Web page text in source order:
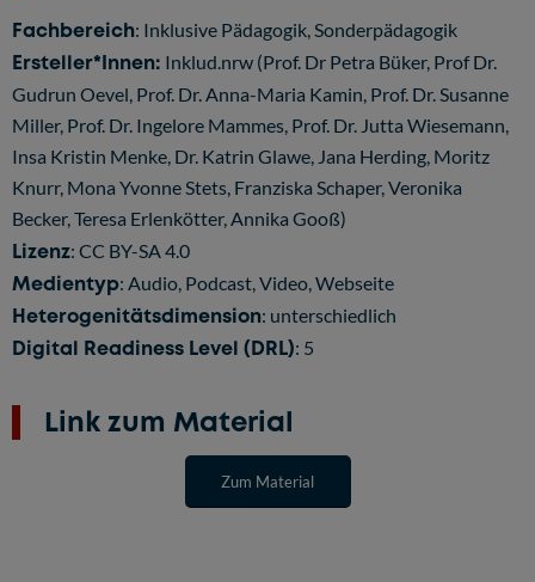
Fachbereich: Inklusive Pädagogik, Sonderpädagogik
Ersteller*Innen: Inklud.nrw (Prof. Dr Petra Büker, Prof Dr.
Gudrun Oevel, Prof. Dr. Anna-Maria Kamin, Prof. Dr. Susanne
Miller, Prof. Dr. Ingelore Mammes, Prof. Dr. Jutta Wiesemann,
Insa Kristin Menke, Dr. Katrin Glawe, Jana Herding, Moritz
Knurr, Mona Yvonne Stets, Franziska Schaper, Veronika
Becker, Teresa Erlenkötter, Annika Gooß)
Lizenz: CC BY-SA 4.0
Medientyp: Audio, Podcast, Video, Webseite
Heterogenitätsdimension: unterschiedlich
Digital Readiness Level (DRL): 5
Link zum Material
Zum Material